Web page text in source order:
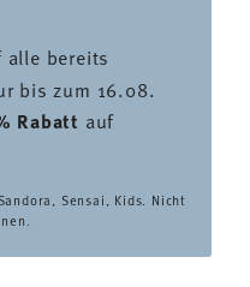
alle bereits
bis zum 16.08.
Rabatt auf
Sensai, Kids. Nicht